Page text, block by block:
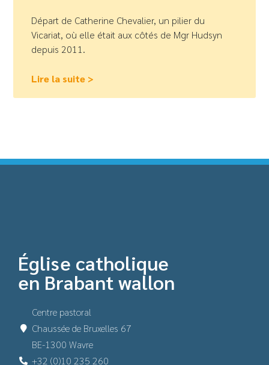
Départ de Catherine Chevalier, un pilier du
Vicariat, où elle était aux côtés de Mgr Hudsyn
depuis 2011.
Lire la suite >
Église catholique
en Brabant wallon
Centre pastoral
Chaussée de Bruxelles 67
BE-1300 Wavre
+32 (0)10 235 260